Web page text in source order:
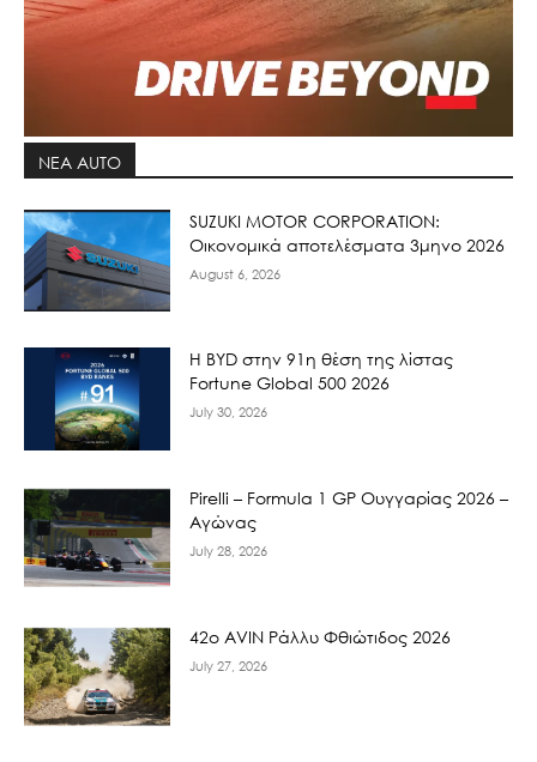
ΝΕΑ AUTO
SUZUKI MOTOR CORPORATION:
Οικονομικά αποτελέσματα 3μηνο 2026
August 6, 2026
Η BYD στην 91η θέση της λίστας
Fortune Global 500 2026
July 30, 2026
Pirelli – Formula 1 GP Ουγγαρίας 2026 –
Αγώνας
July 28, 2026
42ο AVIN Ράλλυ Φθιώτιδος 2026
July 27, 2026